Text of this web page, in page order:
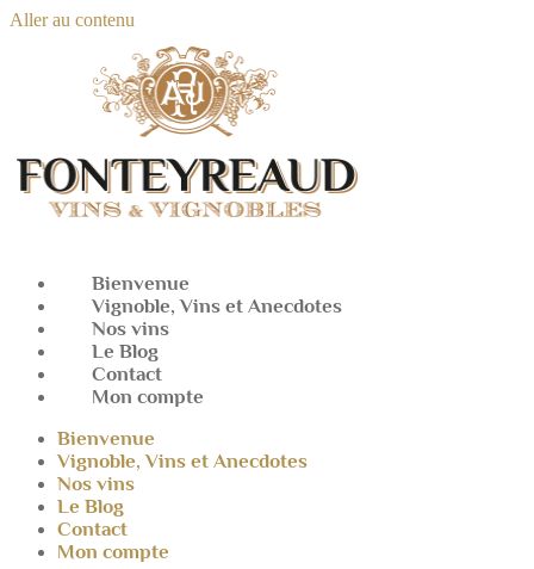
Aller au contenu
Bienvenue
Vignoble, Vins et Anecdotes
Nos vins
Le Blog
Contact
Mon compte
Bienvenue
Vignoble, Vins et Anecdotes
Nos vins
Le Blog
Contact
Mon compte